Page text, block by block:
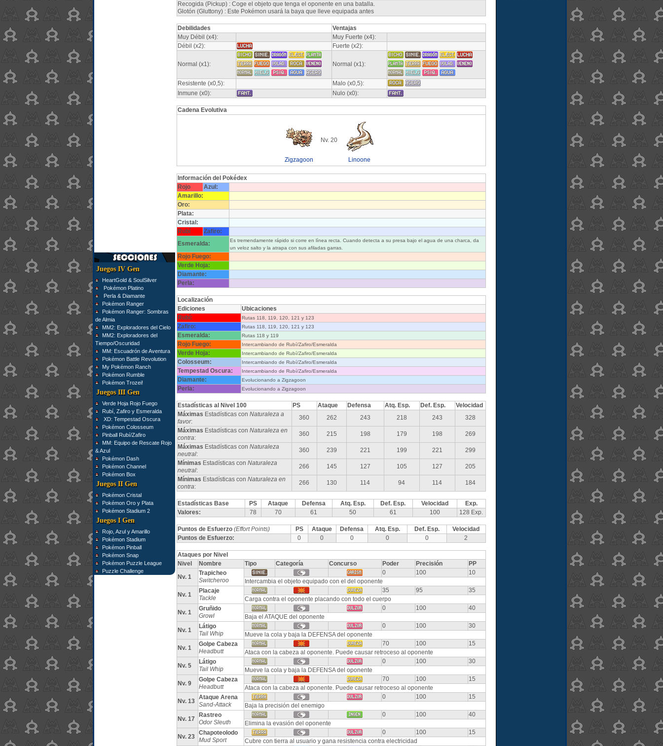
Juegos IV Gen
HeartGold & SoulSilver
Pokémon Platino
Perla & Diamante
Pokémon Ranger
Pokémon Ranger: Sombras
de Almia
MM2: Exploradores del Cielo
MM2: Exploradores del
Tiempo/Oscuridad
MM: Escuadrón de Aventura
Pokémon Battle Revolution
My Pokémon Ranch
Pokémon Rumble
Pokémon Trozei!
Juegos III Gen
Verde Hoja Rojo Fuego
Rubí, Zafiro y Esmeralda
XD: Tempestad Oscura
Pokémon Colosseum
Pinball Rubí/Zafiro
MM: Equipo de Rescate Rojo
& Azul
Pokémon Dash
Pokémon Channel
Pokémon Box
Juegos II Gen
Pokémon Cristal
Pokémon Oro y Plata
Pokémon Stadium 2
Juegos I Gen
Rojo, Azul y Amarillo
Pokémon Stadium
Pokémon Pinball
Pokémon Snap
Pokémon Puzzle League
Puzzle Challenge
Recogida (Pickup) : Coge el objeto que tenga el oponente en una batalla.
Glotón (Gluttony) : Este Pokémon usará la baya que lleve equipada antes
Debilidades
Ventajas
Muy Débil (x4):
Muy Fuerte (x4):
Débil (x2):
Fuerte (x2):
Normal (x1): Normal (x1):
Resistente (x0,5):
Malo (x0,5):
Inmune (x0):
Nulo (x0):
Cadena Evolutiva
Zigzagoon
Nv. 20
Linoone
Información del Pokédex
Rojo
Azul:
Amarillo:
Oro:
Plata:
Cristal:
Rubí
Zafiro:
Esmeralda:
Es tremendamente rápido si corre en línea recta. Cuando detecta a su presa bajo el agua de una charca, da
un veloz salto y la atrapa con sus afiladas garras.
Rojo Fuego:
Verde Hoja:
Diamante:
Perla:
Localización
Ediciones
Ubicaciones
Rubí:
Rutas 118, 119, 120, 121 y 123
Zafiro: Rutas 118, 119, 120, 121 y 123
Esmeralda: Rutas 118 y 119
Rojo Fuego: Intercambiando de Rubí/Zafiro/Esmeralda
Verde Hoja: Intercambiando de Rubí/Zafiro/Esmeralda
Colosseum: Intercambiando de Rubí/Zafiro/Esmeralda
Tempestad Oscura: Intercambiando de Rubí/Zafiro/Esmeralda
Diamante: Evolucionando a Zigzagoon
Perla: Evolucionando a Zigzagoon
Estadísticas al Nivel 100 PS Ataque Defensa Atq. Esp. Def. Esp.
Velocidad
Máximas Estadísticas con Naturaleza a
favor:
360 262 243 218 243
328
Máximas Estadísticas con Naturaleza en
contra:
360 215 198 179 198
269
Máximas Estadísticas con Naturaleza
neutral:
360 239 221 199 221
299
Mínimas Estadísticas con Naturaleza
neutral:
266 145 127 105 127
205
Mínimas Estadísticas con Naturaleza en
contra:
266 130 114 94 114 184
Estadísticas Base PS Ataque Defensa Atq. Esp. Def. Esp. Velocidad
Exp.
Valores:
78 70 61 50 61 100 128 Exp.
Puntos de Esfuerzo (Effort Points) PS Ataque Defensa Atq. Esp. Def. Esp.
Velocidad
Puntos de Esfuerzo:
0 0 0 0 0 2
Ataques por Nivel
Nivel
Nombre Tipo Categoría Concurso Poder Precisión
PP
Nv. 1
Trapicheo
Switcheroo
0 100
10
Intercambia el objeto equipado con el del oponente
Nv. 1
Placaje
Tackle
35 95
35
Carga contra el oponente placando con todo el cuerpo
Nv. 1
Gruñido
Growl
0 100
40
Baja el ATAQUE del oponente
Nv. 1
Látigo
Tail Whip
0 100
30
Mueve la cola y baja la DEFENSA del oponente
Nv. 1
Golpe Cabeza
Headbutt
70 100
15
Ataca con la cabeza al oponente. Puede causar retroceso al oponente
Nv. 5
Látigo
Tail Whip
0 100
30
Mueve la cola y baja la DEFENSA del oponente
Nv. 9
Golpe Cabeza
Headbutt
70 100
15
Ataca con la cabeza al oponente. Puede causar retroceso al oponente
Nv. 13
Ataque Arena
Sand-Attack
0 100
15
Baja la precisión del enemigo
Nv. 17
Rastreo
Odor Sleuth
0 100
40
Elimina la evasión del oponente
Nv. 23
Chapoteolodo
Mud Sport
0 100
15
Cubre con tierra al usuario y gana resistencia contra electricidad